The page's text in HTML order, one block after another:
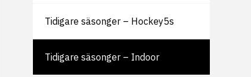
Tidigare säsonger – Hockey5s
Tidigare säsonger – Indoor